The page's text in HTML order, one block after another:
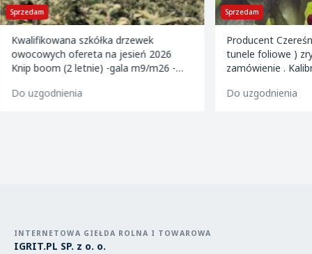
Sprzedam
Kwalifikowana szkółka drzewek
owocowych ofereta na jesień 2026
Knip boom (2 letnie) -gala m9/m26 -
m9 -paulared m9/m2
Do uzgodnienia
Sprzedam
Producent
tunele foliowe )
zamówienie . Kalibrowane , chłodzone i
Do uzgodnienia
INTERNETOWA GIEŁDA ROLNA I TOWAROWA
IGRIT.PL SP. z o. o.